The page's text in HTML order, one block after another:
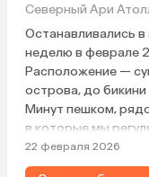
Северный Ари
Останавливались
неделю в феврале
Расположение —
острова, до бикини
Минут пешком,
в которые мы
один магазин в 2
и фруктовый рынок.
22 февраля 2026